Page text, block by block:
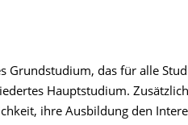
Grundstudium, das für alle
Hauptstudium.
ihre Ausbildung den